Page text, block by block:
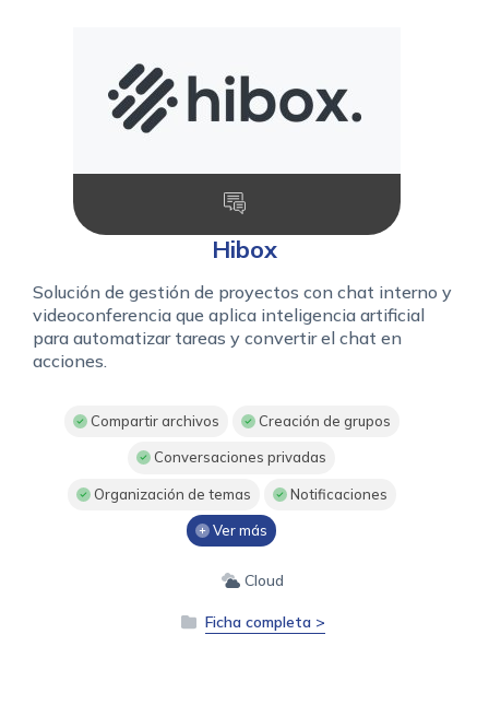
Hibox
Solución de gestión de proyectos con chat interno y
videoconferencia que aplica inteligencia artificial
para automatizar tareas y convertir el chat en
acciones.
Compartir archivos Creación de grupos
Conversaciones privadas
Organización de temas Notificaciones
Ver más
Cloud
Ficha completa >